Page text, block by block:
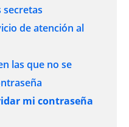
secretas
de atención al
las que no se
mi contraseña